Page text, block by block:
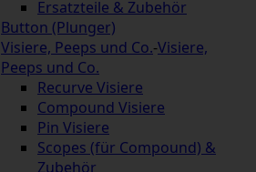
Ersatzteile & Zubehör
Button (Plunger)
Visiere, Peeps und Co.-Visiere,
Peeps und Co.
Recurve Visiere
Compound Visiere
Pin Visiere
Scopes (für Compound) &
Zubehör